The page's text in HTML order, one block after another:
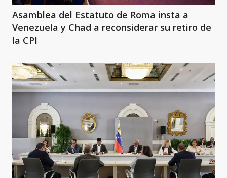
Asamblea del Estatuto de Roma insta a
Venezuela y Chad a reconsiderar su retiro de
la CPI